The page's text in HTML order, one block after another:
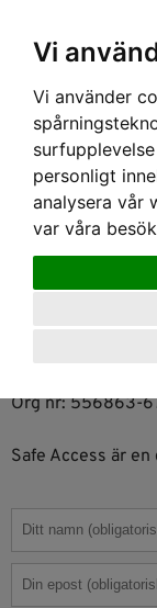
Vi
Vi använder
personligt
analysera vår
var våra
Kontakt
Du kommer lätt i
skicka
mejla oss..
Besöksadress:
Telefon VX: 013-
Org nr: 556863-
Safe Access är en